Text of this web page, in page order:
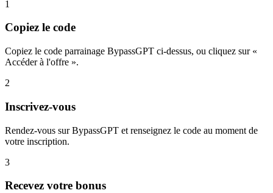
1
Copiez le code
Copiez le code parrainage BypassGPT ci-dessus, ou cliquez sur «
Accéder à l'offre ».
2
Inscrivez-vous
Rendez-vous sur BypassGPT et renseignez le code au moment de
votre inscription.
3
Recevez votre bonus